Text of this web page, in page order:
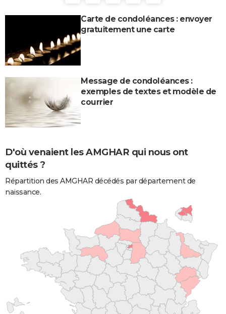
Carte de condoléances : envoyer
gratuitement une carte
Message de condoléances :
exemples de textes et modèle de
courrier
D'où venaient les AMGHAR qui nous ont
quittés ?
Répartition des AMGHAR décédés par département de
naissance.